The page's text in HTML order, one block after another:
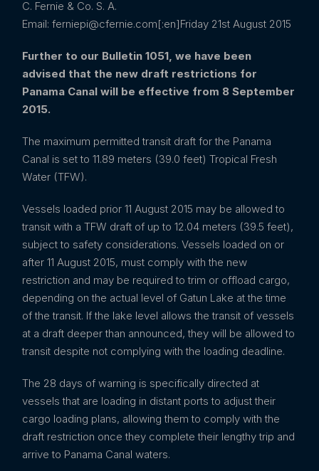
C. Fernie & Co. S. A.
Email: ferniepi@cfernie.com[:en]Friday 21st August 2015
Further to our Bulletin 1051, we have been
advised that the new draft restrictions for
Panama Canal will be effective from 8 September
2015.
The maximum permitted transit draft for the Panama
Canal is set to 11.89 meters (39.0 feet) Tropical Fresh
Water (TFW).
Vessels loaded prior 11 August 2015 may be allowed to
transit with a TFW draft of up to 12.04 meters (39.5 feet),
subject to safety considerations. Vessels loaded on or
after 11 August 2015, must comply with the new
restriction and may be required to trim or offload cargo,
depending on the actual level of Gatun Lake at the time
of the transit. If the lake level allows the transit of vessels
at a draft deeper than announced, they will be allowed to
transit despite not complying with the loading deadline.
The 28 days of warning is specifically directed at
vessels that are loading in distant ports to adjust their
cargo loading plans, allowing them to comply with the
draft restriction once they complete their lengthy trip and
arrive to Panama Canal waters.